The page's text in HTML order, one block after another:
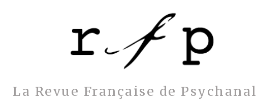
La Revue Française de